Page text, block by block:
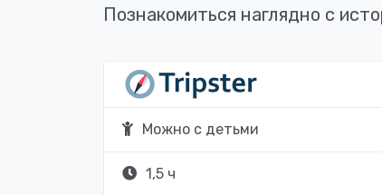
Познакомиться наглядно с
Можно с детьми
1,5 ч